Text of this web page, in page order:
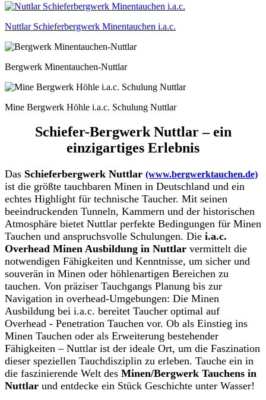
Nuttlar Schieferbergwerk Minentauchen i.a.c.
Bergwerk Minentauchen-Nuttlar
Mine Bergwerk Höhle i.a.c. Schulung Nuttlar
Schiefer-Bergwerk Nuttlar – ein
einzigartiges Erlebnis
Das Schieferbergwerk Nuttlar (www.bergwerktauchen.de)
ist die größte tauchbaren Minen in Deutschland und ein
echtes Highlight für technische Taucher. Mit seinen
beeindruckenden Tunneln, Kammern und der historischen
Atmosphäre bietet Nuttlar perfekte Bedingungen für Minen
Tauchen und anspruchsvolle Schulungen. Die i.a.c.
Overhead Minen Ausbildung in Nuttlar vermittelt die
notwendigen Fähigkeiten und Kenntnisse, um sicher und
souverän in Minen oder höhlenartigen Bereichen zu
tauchen. Von präziser Tauchgangs Planung bis zur
Navigation in overhead-Umgebungen: Die Minen
Ausbildung bei i.a.c. bereitet Taucher optimal auf
Overhead - Penetration Tauchen vor. Ob als Einstieg ins
Minen Tauchen oder als Erweiterung bestehender
Fähigkeiten – Nuttlar ist der ideale Ort, um die Faszination
dieser speziellen Tauchdisziplin zu erleben. Tauche ein in
die faszinierende Welt des Minen/Bergwerk Tauchens in
Nuttlar und entdecke ein Stück Geschichte unter Wasser!